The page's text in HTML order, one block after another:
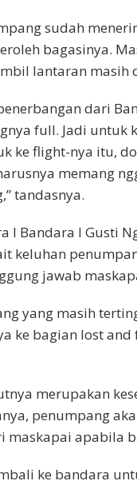
sudah
bagasinya.
lantaran masih
dari
full. Jadi untuk
ke flight-nya itu,
memang
tandasnya.
I Bandara I Gusti
keluhan
jawab
yang masih
ke bagian lost
merupakan
penumpang
maskapai apabila
ke bandara